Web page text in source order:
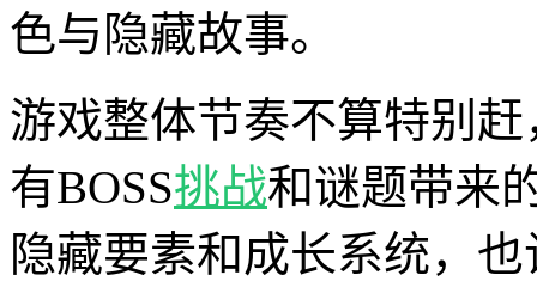
色与隐藏故事。
游戏整体节奏不算特别
有BOSS挑战和谜题带来
隐藏要素和成长系统，